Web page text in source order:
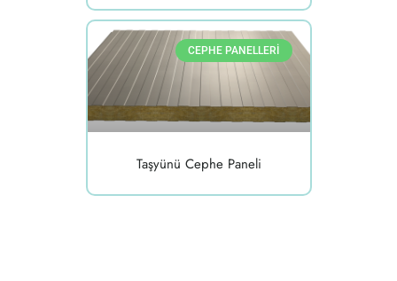
CEPHE PANELLERI
Taşyünü Cephe Paneli